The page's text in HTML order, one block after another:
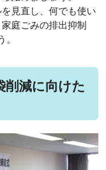
見直し、何でも使い
庭ごみの排出抑制
。
削減に向けた